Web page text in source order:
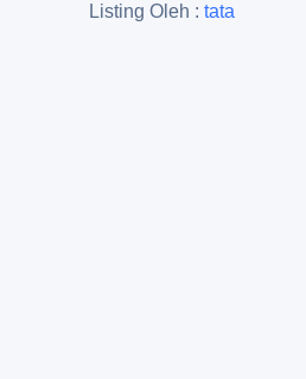
Listing Oleh : tata